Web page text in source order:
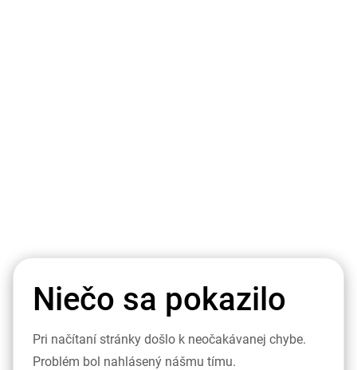
Niečo sa pokazilo
Pri načítaní stránky došlo k neočakávanej chybe.
Problém bol nahlásený nášmu tímu.